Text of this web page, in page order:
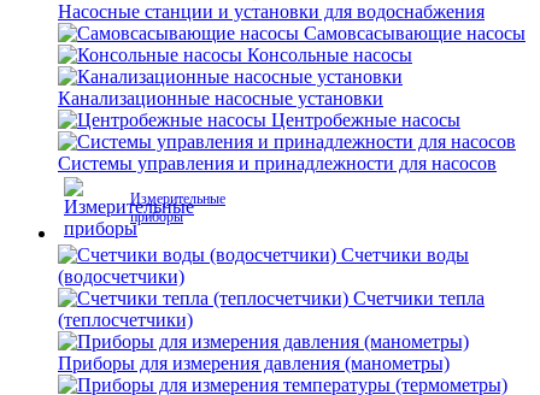
Насосные станции и установки для водоснабжения
Самовсасывающие насосы
Консольные насосы
Канализационные насосные установки
Центробежные насосы
Системы управления и принадлежности для насосов
Измерительные
приборы
Счетчики воды
(водосчетчики)
Счетчики тепла
(теплосчетчики)
Приборы для измерения давления (манометры)